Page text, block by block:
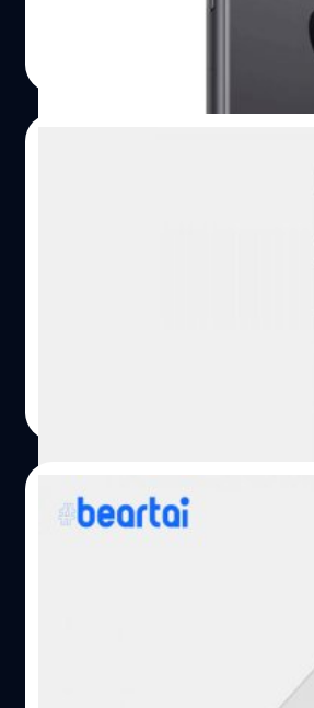
iPhone 9 มีปุ่ม Touch ID สำหรับส
การติดตั้งในปุ่ม Home รองรับ
จีน iPad Pro รุ่นใหม่ จะมีกล้องหลัง 3
วงในเผย Apple อาจไม่ใช้
มีรายงาน Jon Prosser ยูทูบเบอร์ชื่อดั
Tech เปิดเผยความคืบหน้าของ
จากพนักงานของ Apple ที่ขอสงวนนา
ชื่อ iPhone 9 หรือ iPhone SE 2 ตา
แต่จะใช้ชื่อ 'iPhone' ห้วน ๆ ไปเลยใ
กลยุทธ์ที่เคยใช้ใน iPad รุ่นประหยัด
iPhone รุ่นดังกล่าวเป็นรุ่นที่เก่ากว่า
แล้ว และ iPhone 12 ที่จะเปิดตัวใน
มีความจุที่ 64 GB และ 128 GB นอ
เปิดตัว iPhone รุ่นประหยัดนี้จะล่าช้า
ระบุไว้ในช่วงปลายมีนาหรือต้นเมษาย
19/02/2020
ไวรัสโคโรนาทำให้ iPhone
การแพร่ระบาดของไวรัสโคโรนาทำให้
Congress ต้องถูกยกเลิก เนื่องจาก
ทำให้การแพร่ระบาดของเชื้อนั้นเกิดขึ้
นอกจากงานต่าง ๆ แล้วยังกระทบถึ